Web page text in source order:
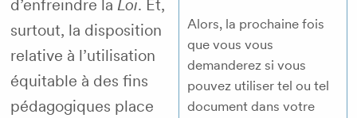
Alors, la prochaine fois
que vous vous
demanderez si vous
pouvez utiliser tel ou tel
document dans votre
d’enfreindre la Loi. Et,
surtout, la disposition
relative à l’utilisation
équitable à des fins
pédagogiques place